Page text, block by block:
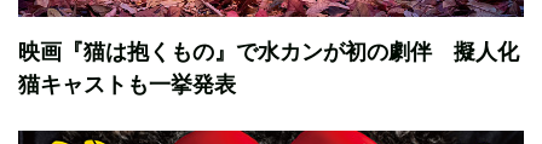
映画『猫は抱くもの』で水カンが初の劇伴 擬人化
猫キャストも一挙発表